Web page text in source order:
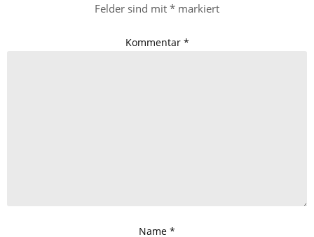
Felder sind mit * markiert
Kommentar *
Name *